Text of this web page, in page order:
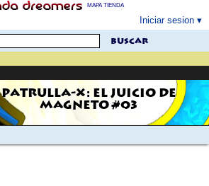
MAPA TIENDA
Iniciar sesion
buscar
PATRULLA-X: EL JUICIO DE
MAGNETO #03